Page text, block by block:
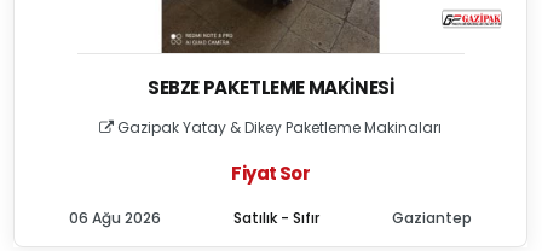
SEBZE PAKETLEME MAKINESI
Gazipak Yatay & Dikey Paketleme Makinaları
Fiyat Sor
Satılık - Sıfır
06 Ağu 2026 Gaziantep